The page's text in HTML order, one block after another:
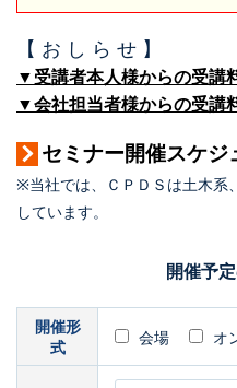
【 お し ら せ 】
▼受講者本人様からの受講
▼会社担当者様からの受講
セミナー開催スケジ
※当社では、ＣＰＤＳは土木系
しています。
開催予
開催形
式
会場 オ